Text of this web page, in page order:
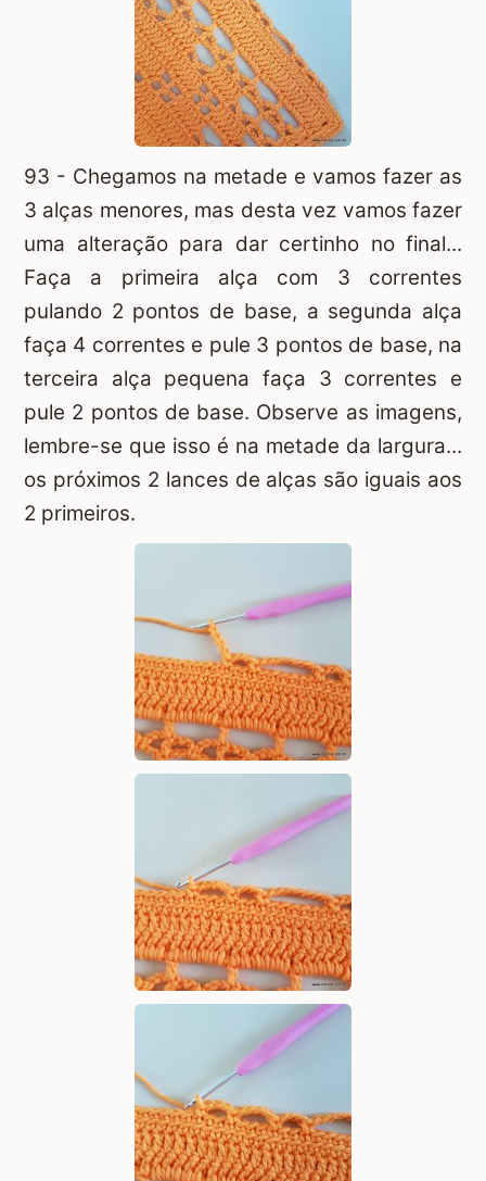
93 - Chegamos na metade e vamos fazer as
3 alças menores, mas desta vez vamos fazer
uma alteração para dar certinho no final...
Faça a primeira alça com 3 correntes
pulando 2 pontos de base, a segunda alça
faça 4 correntes e pule 3 pontos de base, na
terceira alça pequena faça 3 correntes e
pule 2 pontos de base. Observe as imagens,
lembre-se que isso é na metade da largura...
os próximos 2 lances de alças são iguais aos
2 primeiros.